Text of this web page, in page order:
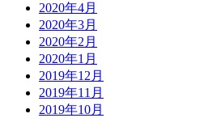
2020年4月
2020年3月
2020年2月
2020年1月
2019年12月
2019年11月
2019年10月